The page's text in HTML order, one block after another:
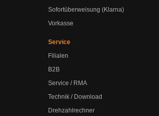
Sofortüberweisung (Klarna)
Vorkasse
Service
Filialen
B2B
Service / RMA
Technik / Download
Drehzahlrechner